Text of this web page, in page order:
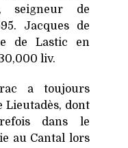
seigneur de
Jacques de
de Lastic en
liv.
a toujours
Lieutadès, dont
dans le
au Cantal lors